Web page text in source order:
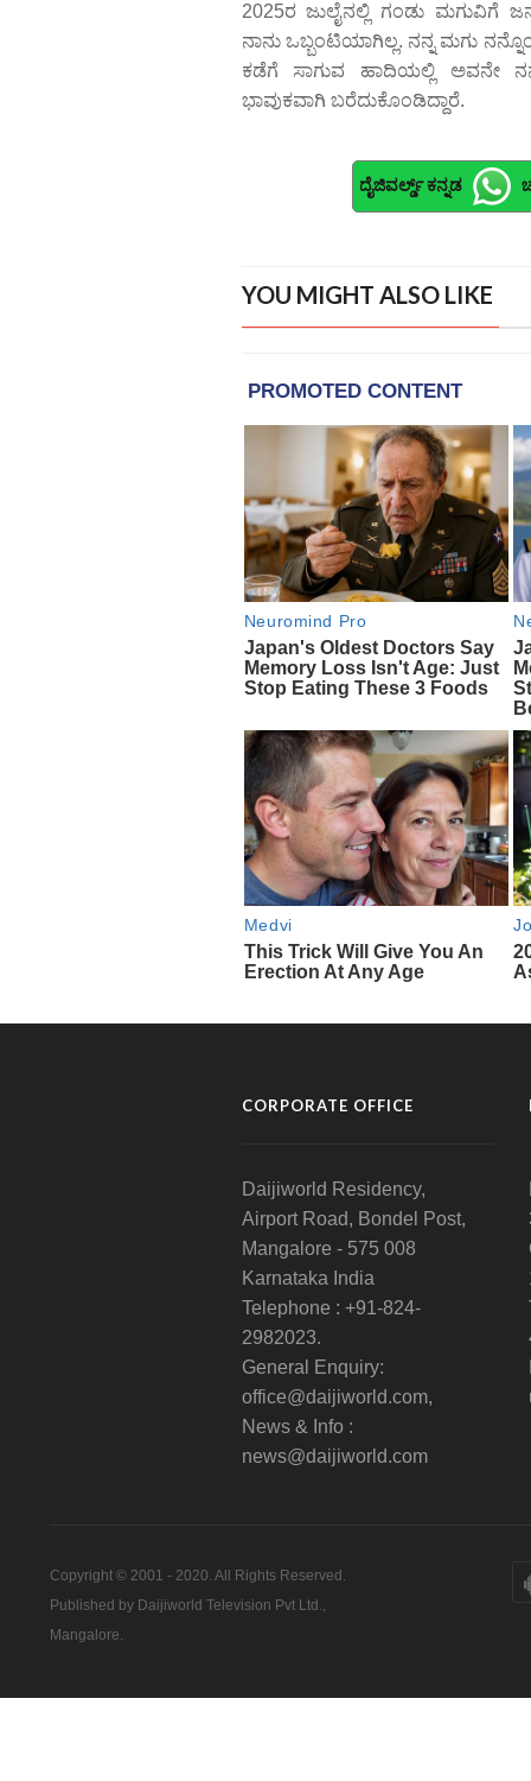
2025ರ ಜುಲೈನಲ್ಲಿ ಗಂಡು ಮಗುವಿಗೆ
ನಾನು ಒಬ್ಬಂಟಿಯಾಗಿಲ್ಲ. ನನ್ನ ಮಗು
ಕಡೆಗೆ ಸಾಗುವ ಹಾದಿಯಲ್ಲಿ ಅವನೇ
ಭಾವುಕವಾಗಿ ಬರೆದುಕೊಂಡಿದ್ದಾರೆ.
ದೈಜಿವರ್ಲ್ಡ್ ಕನ್ನಡ
YOU MIGHT ALSO LIKE
CORPORATE OFFICE
Daijiworld Residency,
Airport Road, Bondel Post,
Mangalore - 575 008
Karnataka India
Telephone : +91-824-
2982023.
General Enquiry:
office@daijiworld.com,
News & Info :
news@daijiworld.com
Copyright © 2001 - 2020. All Rights Reserved.
Published by Daijiworld Television Pvt Ltd.,
Mangalore.